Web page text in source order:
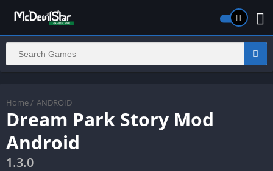
Home / ANDROID
Dream Park Story Mod
Android
1.3.0